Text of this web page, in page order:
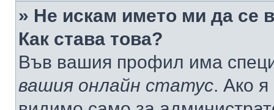
» Не искам името ми да се
Как става това?
Във вашия профил има
вашия онлайн статус. Ако